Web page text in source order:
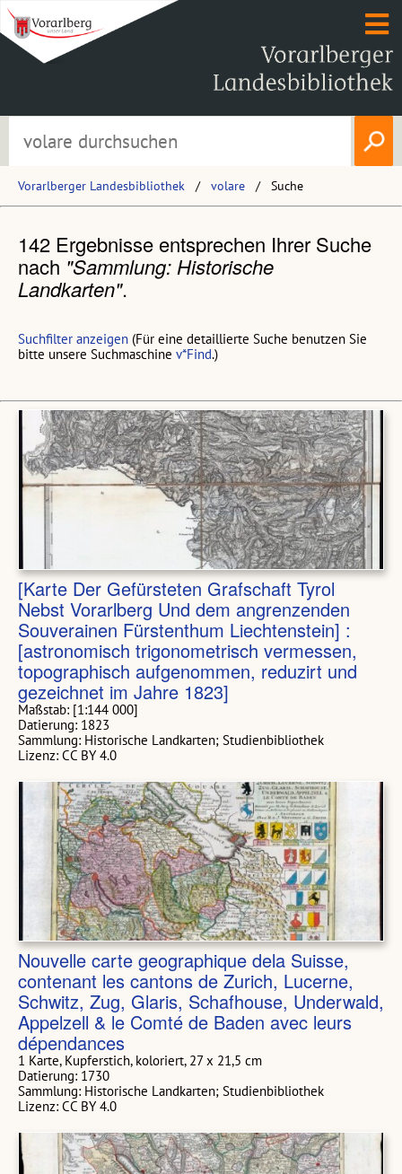
Vorarlberger Landesbibliothek volare Suche
142 Ergebnisse entsprechen Ihrer Suche
nach "Sammlung: Historische
Landkarten".
Suchfilter anzeigen (Für eine detaillierte Suche benutzen Sie
bitte unsere Suchmaschine v*Find.)
[Karte Der Gefürsteten Grafschaft Tyrol
Nebst Vorarlberg Und dem angrenzenden
Souverainen Fürstenthum Liechtenstein] :
[astronomisch trigonometrisch vermessen,
topographisch aufgenommen, reduzirt und
gezeichnet im Jahre 1823]
Maßstab: [1:144 000]
Datierung: 1823
Sammlung: Historische Landkarten; Studienbibliothek
Lizenz: CC BY 4.0
Nouvelle carte geographique dela Suisse,
contenant les cantons de Zurich, Lucerne,
Schwitz, Zug, Glaris, Schafhouse, Underwald,
Appelzell & le Comté de Baden avec leurs
dépendances
1 Karte, Kupferstich, koloriert, 27 x 21,5 cm
Datierung: 1730
Sammlung: Historische Landkarten; Studienbibliothek
Lizenz: CC BY 4.0